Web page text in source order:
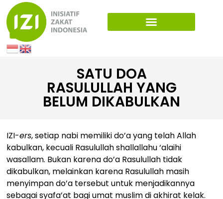
SATU DOA
RASULULLAH YANG
BELUM DIKABULKAN
IZI-ers, setiap nabi memiliki do’a yang telah Allah
kabulkan, kecuali Rasulullah shallallahu ‘alaihi
wasallam. Bukan karena do’a Rasulullah tidak
dikabulkan, melainkan karena Rasulullah masih
menyimpan do’a tersebut untuk menjadikannya
sebagai syafa’at bagi umat muslim di akhirat kelak.